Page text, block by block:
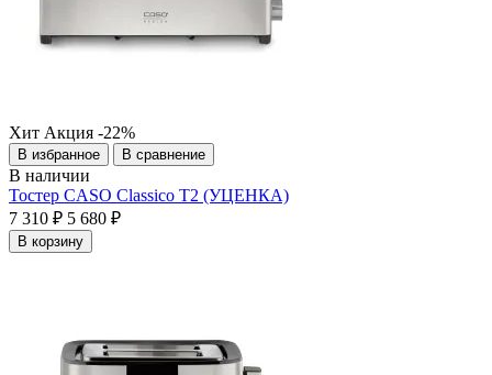
Хит Акция -22%
В избранное В сравнение
В наличии
Тостер CASO Classico T2 (УЦЕНКА)
7 310 ₽ 5 680 ₽
В корзину